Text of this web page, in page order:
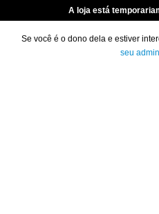
A loja está
Se você é o dono dela e estiver
seu